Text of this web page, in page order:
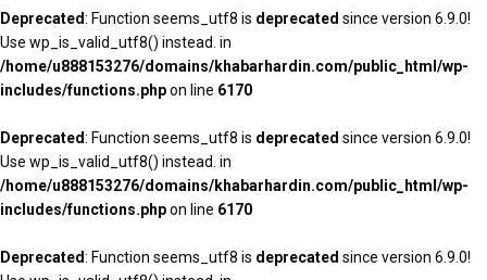
Deprecated: Function seems_utf8 is deprecated since version 6.9.0!
Use wp_is_valid_utf8() instead. in
/home/u888153276/domains/khabarhardin.com/public_html/wp-
includes/functions.phpon line 6170
Deprecated: Function seems_utf8 is deprecated since version 6.9.0!
Use wp_is_valid_utf8() instead. in
/home/u888153276/domains/khabarhardin.com/public_html/wp-
includes/functions.phpon line 6170
Deprecated: Function seems_utf8 is deprecated since version 6.9.0!